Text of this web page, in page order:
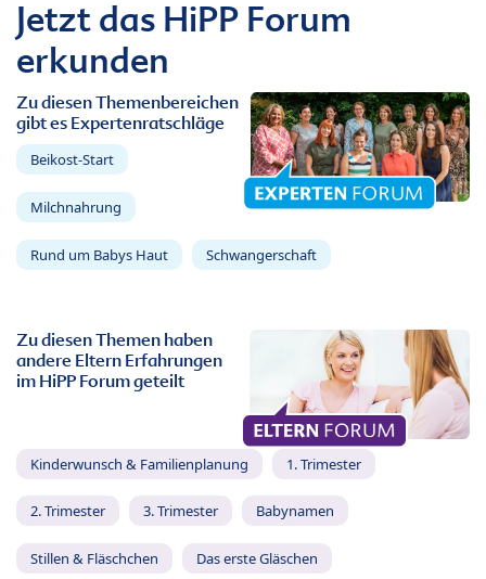
Jetzt das HiPP Forum
erkunden
Zu diesen Themenbereichen
gibt es Expertenratschläge
Beikost-Start
Milchnahrung
Rund um Babys Haut Schwangerschaft
Zu diesen Themen haben
andere Eltern Erfahrungen
im HiPP Forum geteilt
Kinderwunsch & Familienplanung 1. Trimester
2. Trimester 3. Trimester Babynamen
Stillen & Fläschchen Das erste Gläschen